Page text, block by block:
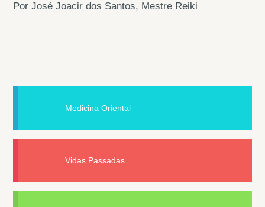
Por José Joacir dos Santos, Mestre Reiki
Medicina Oriental
Vidas Passadas